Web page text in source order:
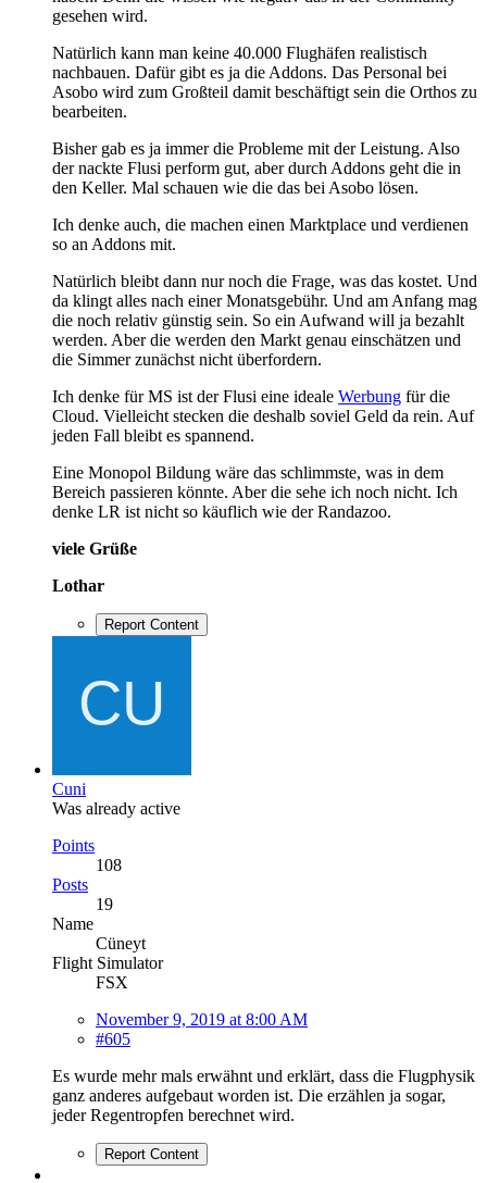
gesehen wird.
Natürlich kann man keine 40.000 Flughäfen realistisch
nachbauen. Dafür gibt es ja die Addons. Das Personal bei
Asobo wird zum Großteil damit beschäftigt sein die Orthos zu
bearbeiten.
Bisher gab es ja immer die Probleme mit der Leistung. Also
der nackte Flusi perform gut, aber durch Addons geht die in
den Keller. Mal schauen wie die das bei Asobo lösen.
Ich denke auch, die machen einen Marktplace und verdienen
so an Addons mit.
Natürlich bleibt dann nur noch die Frage, was das kostet. Und
da klingt alles nach einer Monatsgebühr. Und am Anfang mag
die noch relativ günstig sein. So ein Aufwand will ja bezahlt
werden. Aber die werden den Markt genau einschätzen und
die Simmer zunächst nicht überfordern.
Ich denke für MS ist der Flusi eine ideale Werbung für die
Cloud. Vielleicht stecken die deshalb soviel Geld da rein. Auf
jeden Fall bleibt es spannend.
Eine Monopol Bildung wäre das schlimmste, was in dem
Bereich passieren könnte. Aber die sehe ich noch nicht. Ich
denke LR ist nicht so käuflich wie der Randazoo.
viele Grüße
Lothar
Report Content
Cuni
Was already active
Points
108
Posts
19
Name
Cüneyt
Flight Simulator
FSX
November 9, 2019 at 8:00 AM
#605
Es wurde mehr mals erwähnt und erklärt, dass die Flugphysik
ganz anderes aufgebaut worden ist. Die erzählen ja sogar,
jeder Regentropfen berechnet wird.
Report Content